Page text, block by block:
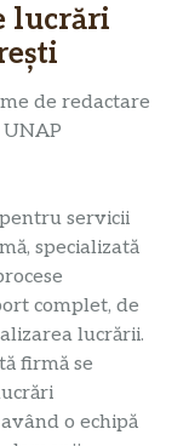
lucrări
de redactare
servicii
specializată
complet, de
lucrării.
firmă se
o echipă